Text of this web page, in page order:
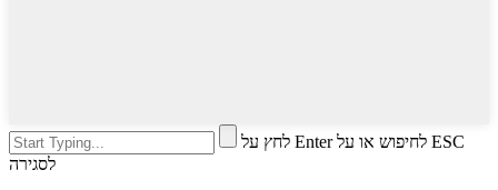
לחץ על Enter לחיפוש או על ESC
לסגירה